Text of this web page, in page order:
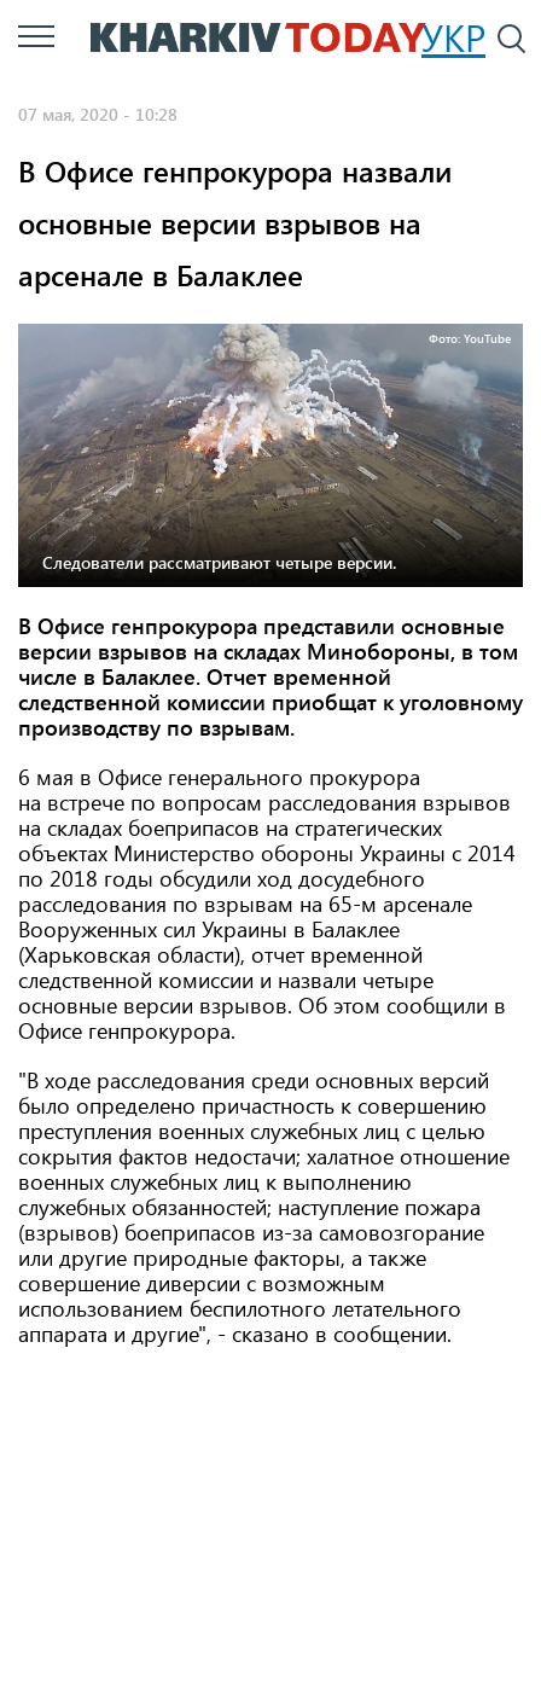
Перейти
к
УКР
07 мая, 2020 - 10:28
В Офисе генпрокурора назвали
основные версии взрывов на
арсенале в Балаклее
Фото: YouTube
Следователи рассматривают четыре версии.
В Офисе генпрокурора представили основные
версии взрывов на складах Минобороны, в том
числе в Балаклее. Отчет временной
следственной комиссии приобщат к уголовному
производству по взрывам.
6 мая в Офисе генерального прокурора
на встрече по вопросам расследования взрывов
на складах боеприпасов на стратегических
объектах Министерство обороны Украины с 2014
по 2018 годы обсудили ход досудебного
расследования по взрывам на 65-м арсенале
Вооруженных сил Украины в Балаклее
(Харьковская области), отчет временной
следственной комиссии и назвали четыре
основные версии взрывов. Об этом сообщили в
Офисе генпрокурора.
"В ходе расследования среди основных версий
было определено причастность к совершению
преступления военных служебных лиц с целью
сокрытия фактов недостачи; халатное отношение
военных служебных лиц к выполнению
служебных обязанностей; наступление пожара
(взрывов) боеприпасов из-за самовозгорание
или другие природные факторы, а также
совершение диверсии с возможным
использованием беспилотного летательного
аппарата и другие", - сказано в сообщении.